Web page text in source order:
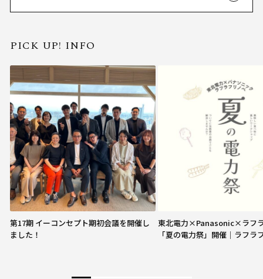
PICK UP! INFO
第17期 イーコンセプト期初会議を開催し
ました！
東北電力×Panasonic×ラフ
「夏の電力祭」開催｜ラフラ